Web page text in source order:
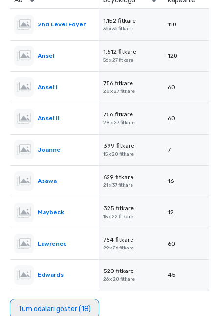
2nd Level Foyer
1.152 fitkare
36 x 36 fitkare
110
Ansel
1.512 fitkare
56 x 27 fitkare
120
Ansel I
756 fitkare
28 x 27 fitkare
60
Ansel II
756 fitkare
28 x 27 fitkare
60
Joanne
399 fitkare
15 x 20 fitkare
7
Asawa
629 fitkare
21 x 37 fitkare
16
Maybeck
325 fitkare
15 x 22 fitkare
12
Lawrence
754 fitkare
29 x 26 fitkare
60
Edwards
520 fitkare
26 x 20 fitkare
45
Tüm odaları göster (18)